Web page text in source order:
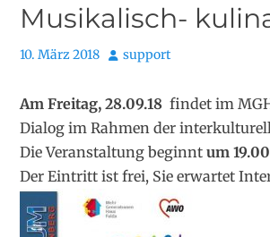
Musikalisch-
Posted
10. März 2018 Autor
support
Am Freitag, 28.09.18 findet im
Dialog im Rahmen der
Die Veranstaltung beginnt um
Der Eintritt ist frei, Sie erwartet